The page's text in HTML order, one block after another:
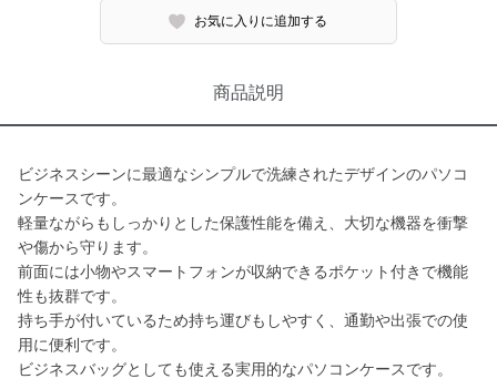
お気に入りに追加する
商品説明
ビジネスシーンに最適なシンプルで洗練されたデザインのパソコ
ンケースです。
軽量ながらもしっかりとした保護性能を備え、大切な機器を衝撃
や傷から守ります。
前面には小物やスマートフォンが収納できるポケット付きで機能
性も抜群です。
持ち手が付いているため持ち運びもしやすく、通勤や出張での使
用に便利です。
ビジネスバッグとしても使える実用的なパソコンケースです。